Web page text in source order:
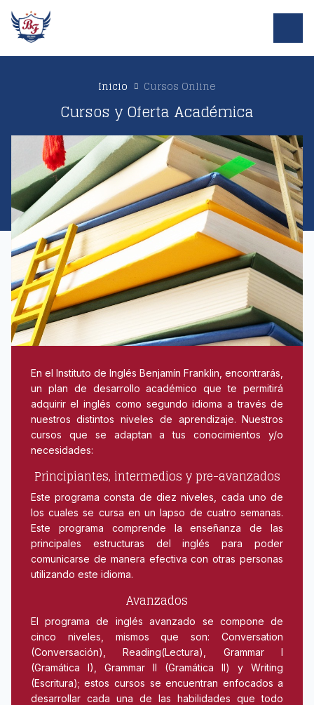
Inicio Cursos Online
Cursos y Oferta Académica
En el Instituto de Inglés Benjamín Franklin, encontrarás,
un plan de desarrollo académico que te permitirá
adquirir el inglés como segundo idioma a través de
nuestros distintos niveles de aprendizaje. Nuestros
cursos que se adaptan a tus conocimientos y/o
necesidades:
Principiantes, intermedios y pre-avanzados
Este programa consta de diez niveles, cada uno de
los cuales se cursa en un lapso de cuatro semanas.
Este programa comprende la enseñanza de las
principales estructuras del inglés para poder
comunicarse de manera efectiva con otras personas
utilizando este idioma.
Avanzados
El programa de inglés avanzado se compone de
cinco niveles, mismos que son: Conversation
(Conversación), Reading(Lectura), Grammar I
(Gramática I), Grammar II (Gramática II) y Writing
(Escritura); estos cursos se encuentran enfocados a
desarrollar cada una de las habilidades que todo